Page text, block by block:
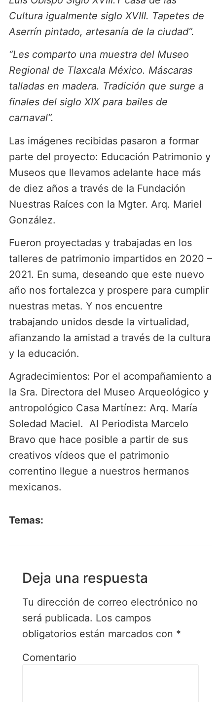
Cultura igualmente siglo XVIII. Tapetes de
Aserrín pintado, artesanía de la ciudad”.
“Les comparto una muestra del Museo
Regional de Tlaxcala México. Máscaras
talladas en madera. Tradición que surge a
finales del siglo XIX para bailes de
carnaval”.
Las imágenes recibidas pasaron a formar
parte del proyecto: Educación Patrimonio y
Museos que llevamos adelante hace más
de diez años a través de la Fundación
Nuestras Raíces con la Mgter. Arq. Mariel
González.
Fueron proyectadas y trabajadas en los
talleres de patrimonio impartidos en 2020 –
2021. En suma, deseando que este nuevo
año nos fortalezca y prospere para cumplir
nuestras metas. Y nos encuentre
trabajando unidos desde la virtualidad,
afianzando la amistad a través de la cultura
y la educación.
Agradecimientos: Por el acompañamiento a
la Sra. Directora del Museo Arqueológico y
antropológico Casa Martínez: Arq. María
Soledad Maciel. Al Periodista Marcelo
Bravo que hace posible a partir de sus
creativos vídeos que el patrimonio
correntino llegue a nuestros hermanos
mexicanos.
Temas:
Deja una respuesta
Tu dirección de correo electrónico no
será publicada. Los campos
obligatorios están marcados con *
Comentario